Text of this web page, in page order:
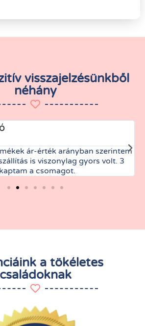
visszajelzésünkből
néhány
ár-érték arányban szerintem
is viszonylag gyors volt. 3
a csomagot.
a tökéletes
családoknak